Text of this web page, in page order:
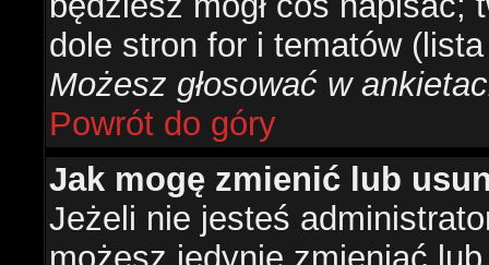
dole stron for i tematów
Możesz głosować w
Powrót do góry
Jak mogę zmienić lub
Jeżeli nie jesteś